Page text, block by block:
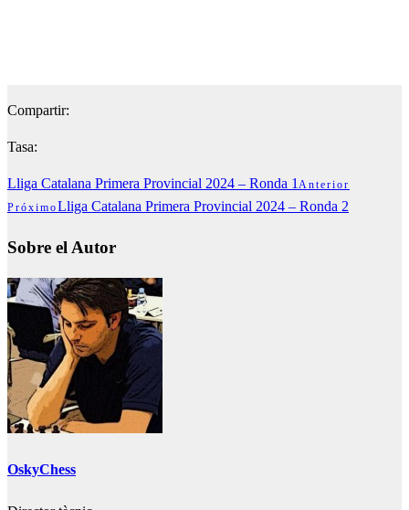
Compartir:
Tasa:
Lliga Catalana Primera Provincial 2024 – Ronda 1 Anterior
PróximoLliga Catalana Primera Provincial 2024 – Ronda 2
Sobre el Autor
OskyChess